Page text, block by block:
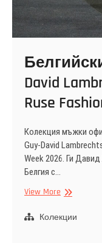
David
Ruse
Колекция мъжки
Guy-David
Week 2026. Ги
Белгия с…
View More
Guy-
Колекции